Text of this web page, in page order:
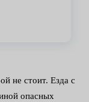
не стоит. Езда с
опасных